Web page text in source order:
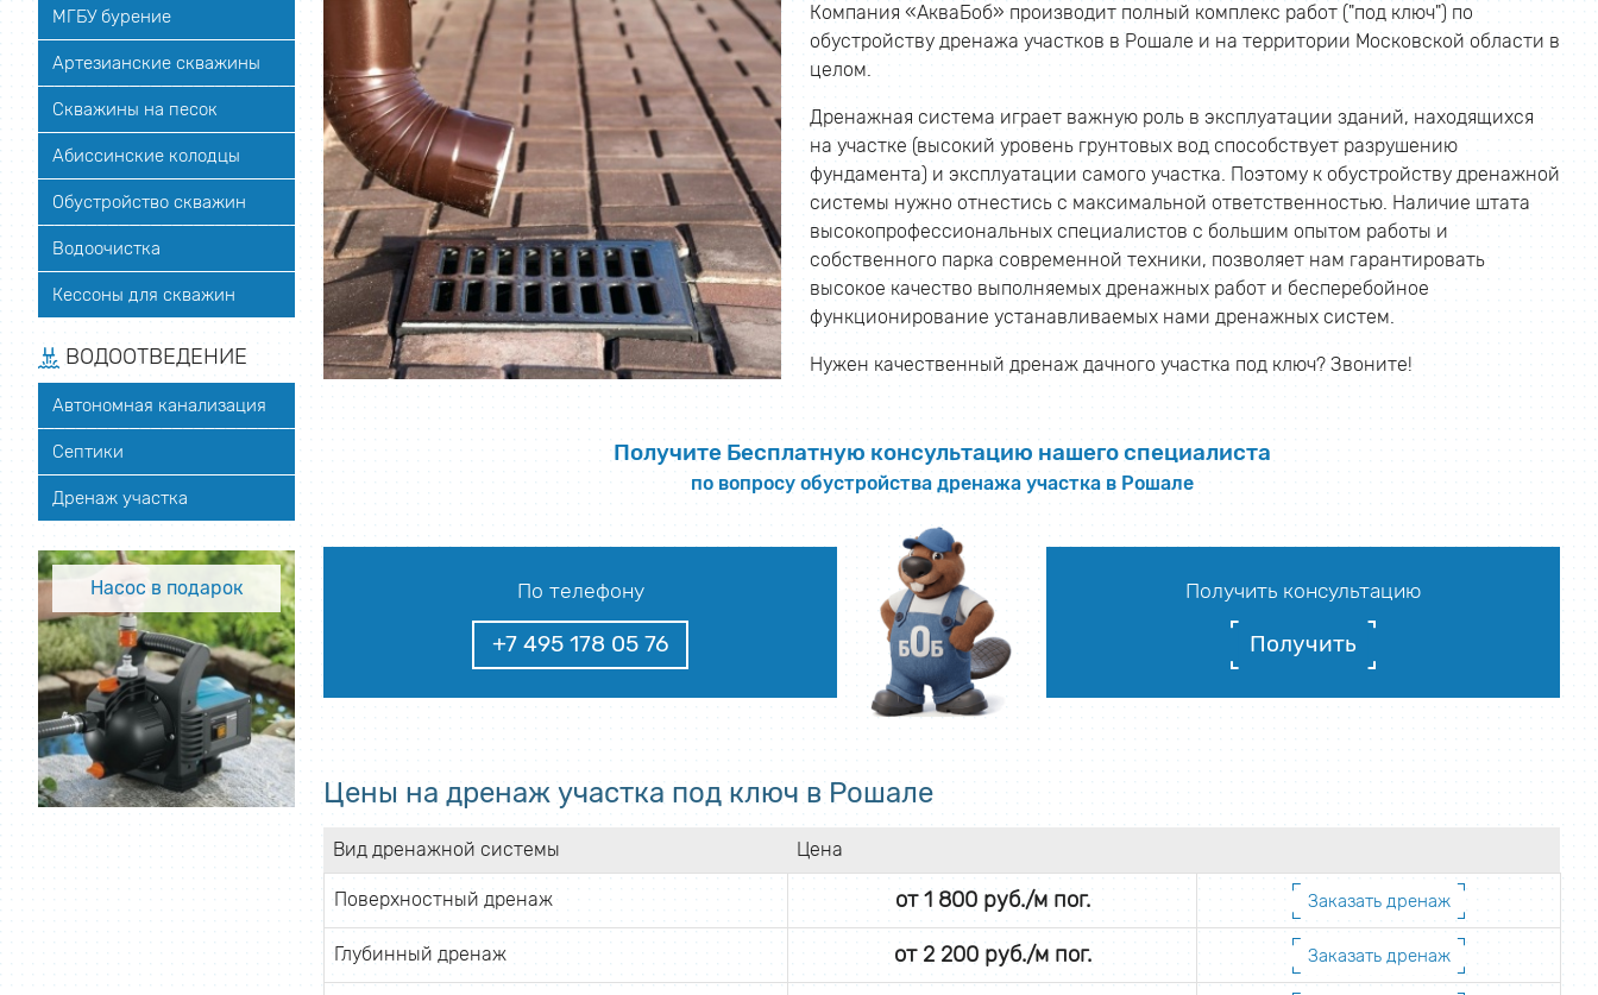
МГБУ бурение
Артезианские скважины
Скважины на песок
Абиссинские колодцы
Обустройство скважин
Водоочистка
Кессоны для скважин
ВОДООТВЕДЕНИЕ
Автономная канализация
Септики
Дренаж участка
Насос в подарок
Компания «АкваБоб» производит полный комплекс работ ("под ключ") по
обустройству дренажа участков в Рошале и на территории Московской области в
целом.
Дренажная система играет важную роль в эксплуатации зданий, находящихся
на участке (высокий уровень грунтовых вод способствует разрушению
фундамента) и эксплуатации самого участка. Поэтому к обустройству дренажной
системы нужно отнестись с максимальной ответственностью. Наличие штата
высокопрофессиональных специалистов с большим опытом работы и
собственного парка современной техники, позволяет нам гарантировать
высокое качество выполняемых дренажных работ и бесперебойное
функционирование устанавливаемых нами дренажных систем.
Нужен качественный дренаж дачного участка под ключ? Звоните!
Получите Бесплатную консультацию нашего специалиста
по вопросу обустройства дренажа участка в Рошале
По телефону
+7 495 178 05 76
Получить консультацию
Получить
Цены на дренаж участка под ключ в Рошале
Вид дренажной системы Цена
Поверхностный дренаж от 1 800 руб./м пог. Заказать дренаж
Глубинный дренаж от 2 200 руб./м пог. Заказать дренаж